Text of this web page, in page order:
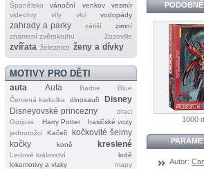
Španělsko
vánoční venkov
vesmír
videohry
víly vlci vodopády
zahrady a parky zátiší
zimní
znamení zvěrokruhu
Zozoville
zvířata železnice ženy a dívky
MOTIVY PRO DĚTI
auta Auta Barbie
Blue
Červená karkulka
dinosauři
Disney
Disneyovské princezny
draci
Gorjuss
Harry Potter
hasičské vozy
jednorožci
Kačeři
kočkovité šelmy
kočky
koně kreslené
Ledové království
lodě
lokomotivy a vlaky
mapy
1000
Autor: